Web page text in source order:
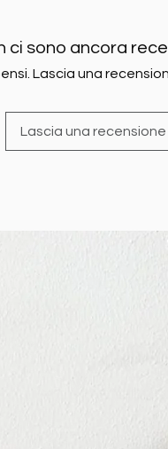
ci sono ancora
Lascia una
Lascia una recensione